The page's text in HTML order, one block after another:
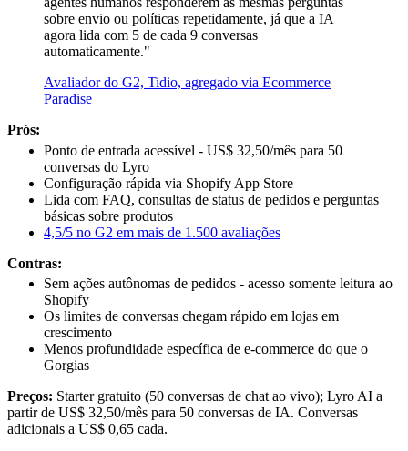
sobre envio ou políticas repetidamente, já que a IA
agora lida com 5 de cada 9 conversas
automaticamente."
Avaliador do G2, Tidio, agregado via Ecommerce
Paradise
Prós:
Ponto de entrada acessível - US$ 32,50/mês para 50
conversas do Lyro
Configuração rápida via Shopify App Store
Lida com FAQ, consultas de status de pedidos e perguntas
básicas sobre produtos
4,5/5 no G2 em mais de 1.500 avaliações
Contras:
Sem ações autônomas de pedidos - acesso somente leitura ao
Shopify
Os limites de conversas chegam rápido em lojas em
crescimento
Menos profundidade específica de e-commerce do que o
Gorgias
Preços: Starter gratuito (50 conversas de chat ao vivo); Lyro AI a
partir de US$ 32,50/mês para 50 conversas de IA. Conversas
adicionais a US$ 0,65 cada.